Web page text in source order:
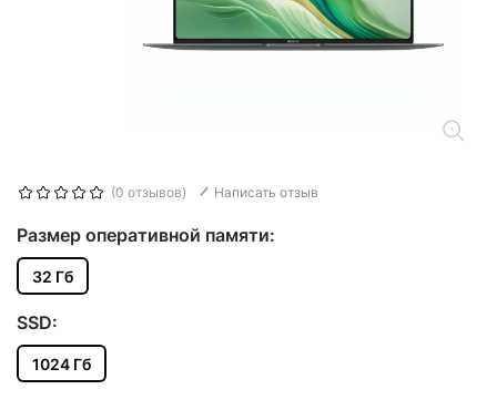
(0 отзывов) Написать отзыв
Размер оперативной памяти:
32 Гб
SSD:
1024 Гб